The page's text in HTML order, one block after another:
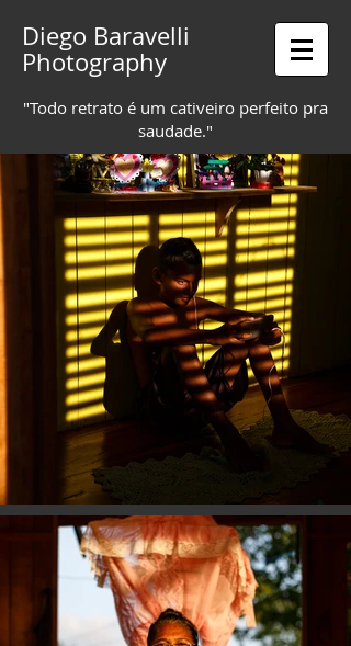
Diego Baravelli
Photography
"Todo retrato é um cativeiro perfeito pra
saudade."